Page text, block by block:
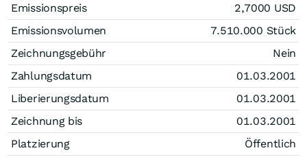
Emissionspreis 2,7000 USD
Emissionsvolumen
7.510.000 Stück
Zeichnungsgebühr
Nein
Zahlungsdatum
01.03.2001
Liberierungsdatum
01.03.2001
Zeichnung bis
01.03.2001
Platzierung
Öffentlich